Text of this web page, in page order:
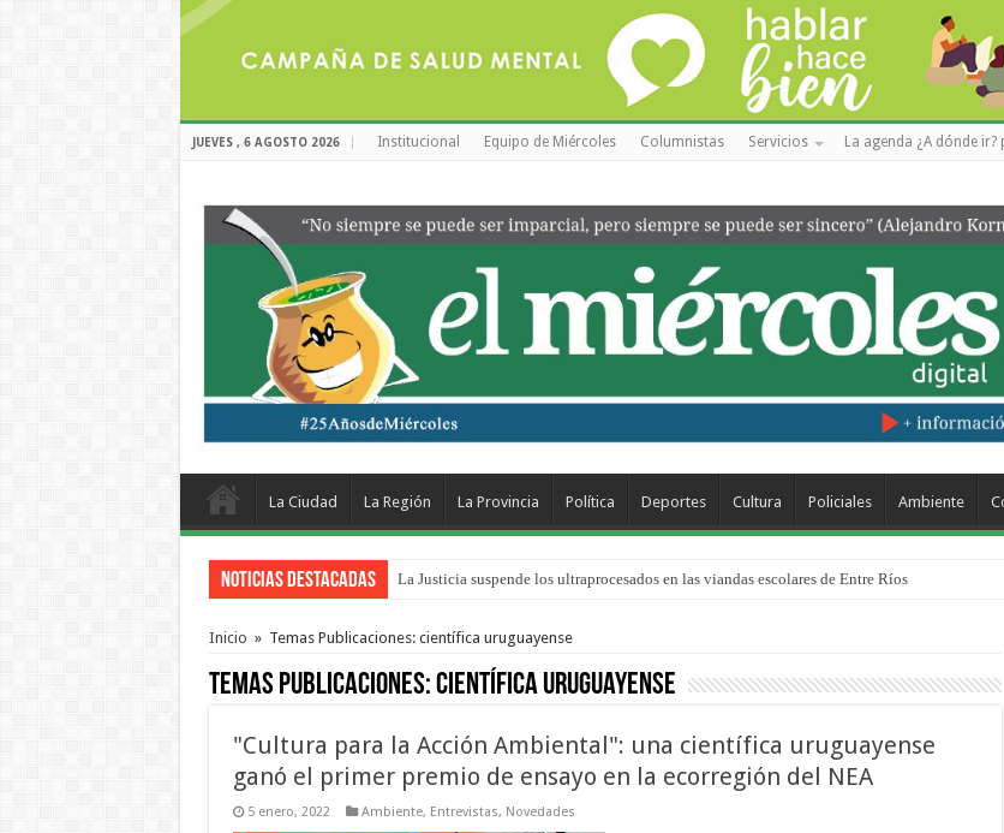
JUEVES , 6 AGOSTO 2026 Institucional Equipo de Miércoles Columnistas Servicios La agenda ¿A dónde ir?
La Ciudad La Región La Provincia Política Deportes Cultura Policiales Ambiente
Noticias Destacadas La Justicia suspende los ultraprocesados en las viandas escolares de Entre Ríos
Se presentará la obra “La Runfla de los Macanos”
Inicio » Temas Publicaciones: científica uruguayense
Temas Publicaciones:científica uruguayense
"Cultura para la Acción Ambiental": una científica uruguayense
ganó el primer premio de ensayo en la ecorregión del NEA
5 enero, 2022 Ambiente, Entrevistas, Novedades